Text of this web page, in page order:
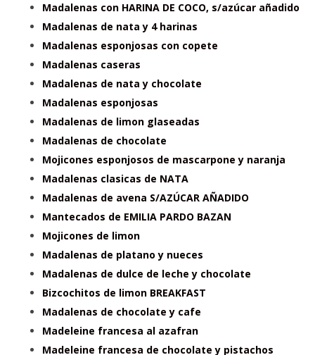
Madalenas con HARINA DE COCO, s/azúcar añadido
Madalenas de nata y 4 harinas
Madalenas esponjosas con copete
Madalenas caseras
Madalenas de nata y chocolate
Madalenas esponjosas
Madalenas de limon glaseadas
Madalenas de chocolate
Mojicones esponjosos de mascarpone y naranja
Madalenas clasicas de NATA
Madalenas de avena S/AZÚCAR AÑADIDO
Mantecados de EMILIA PARDO BAZAN
Mojicones de limon
Madalenas de platano y nueces
Madalenas de dulce de leche y chocolate
Bizcochitos de limon BREAKFAST
Madalenas de chocolate y cafe
Madeleine francesa al azafran
Madeleine francesa de chocolate y pistachos